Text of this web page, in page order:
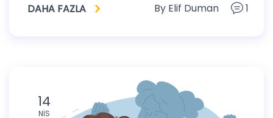
DAHA FAZLA By Elif Duman 1
14
NIS